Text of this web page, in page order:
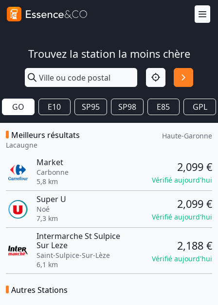
Trouvez la station la moins chère
GO E10 SP95 SP98 E85 GPL
Meilleurs résultats
Lacaugne
Haute-Garonne
Market
Carbonne
5,8 km
2,099 €
Vérifié aujourd'hui
Super U
Noé
7,3 km
2,099 €
Vérifié aujourd'hui
Intermarche St Sulpice
Sur Leze
Saint-Sulpice-Sur-Lèze
6,1 km
2,188 €
Vérifié aujourd'hui
Autres Stations